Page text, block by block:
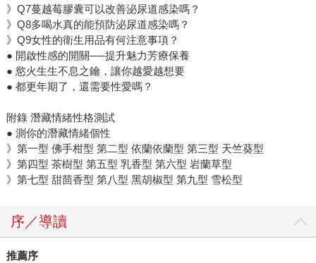
》Q7蔓越莓膠囊可以改善泌尿道感染嗎？
》Q8多喝水真的能預防泌尿道感染嗎？
》Q9女性的衛生用品有何注意事項？
● 開啟性感的開關──提升魅力芳療保養
● 慾火生生不息之鑰，讓你越愛越想要
● 都更年期了，還需要性愛嗎？
附錄 潛藏情緒性格測試
● 測你的潛藏情緒個性
》第一型 佛手柑型 第二型 依蘭依蘭型 第三型 天竺葵型
》第四型 茶樹型 第五型 乳香型 第六型 岩蘭草型
》第七型 甜茴香型 第八型 黑胡椒型 第九型 雪松型
序／導讀
推薦序